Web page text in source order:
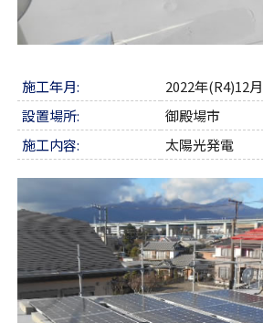
施工年月:
2022年(R4)12月
設置場所:
御殿場市
施工内容:
太陽光発電